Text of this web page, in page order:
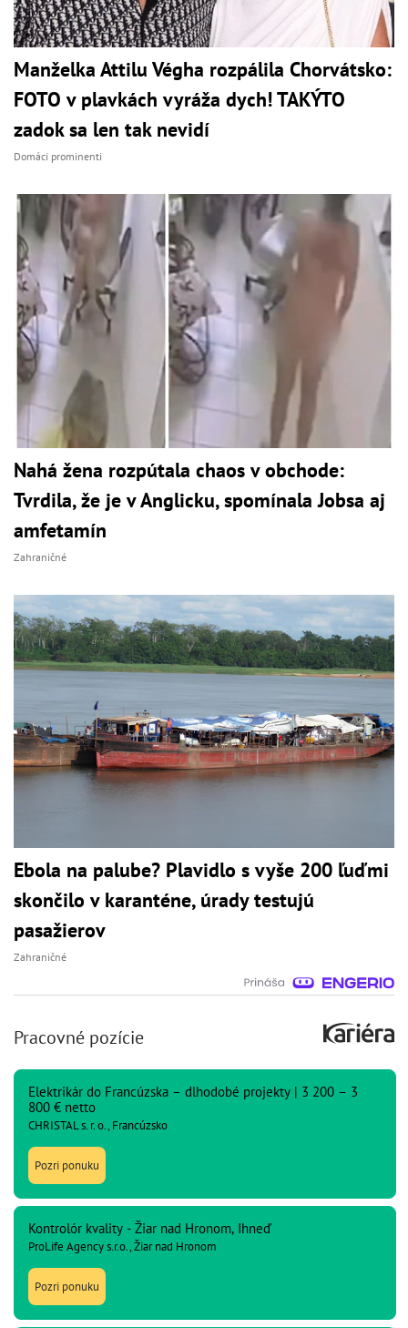
Manželka Attilu Végha rozpálila Chorvátsko:
FOTO v plavkách vyráža dych! TAKÝTO
zadok sa len tak nevidí
Domáci prominenti
Nahá žena rozpútala chaos v obchode:
Tvrdila, že je v Anglicku, spomínala Jobsa aj
amfetamín
Zahraničné
Ebola na palube? Plavidlo s vyše 200 ľuďmi
skončilo v karanténe, úrady testujú
pasažierov
Zahraničné
Pracovné pozície
Elektrikár do Francúzska – dlhodobé projekty | 3 200 – 3
800 € netto
CHRISTAL s. r. o., Francúzsko
Pozri ponuku
Kontrolór kvality - Žiar nad Hronom, Ihneď
ProLife Agency s.r.o., Žiar nad Hronom
Pozri ponuku